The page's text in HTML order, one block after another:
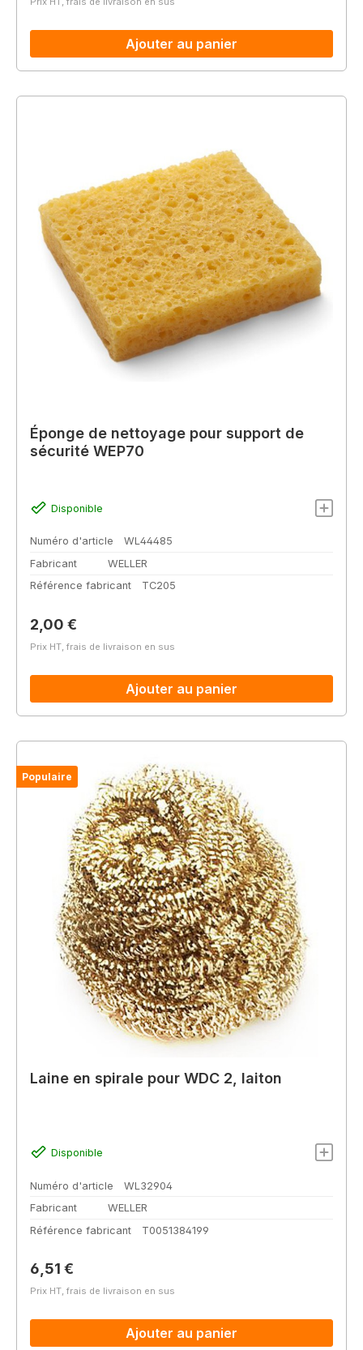
Ajouter au panier
Éponge de nettoyage pour support de
sécurité WEP70
Disponible
Numéro d'article
WL44485
Fabricant
WELLER
Référence fabricant
TC205
Prix régulier :
2,00 €
Prix HT, frais de livraison en sus
Ajouter au panier
Populaire
Laine en spirale pour WDC 2, laiton
Disponible
Numéro d'article
WL32904
Fabricant
WELLER
Référence fabricant
T0051384199
Prix régulier :
6,51 €
Prix HT, frais de livraison en sus
Ajouter au panier